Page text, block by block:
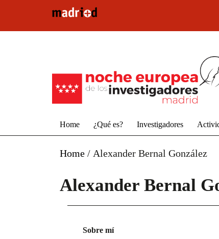
Home ¿Qué es? Investigadores
Home / Alexander Bernal González
Alexander Bernal
Sobre mí